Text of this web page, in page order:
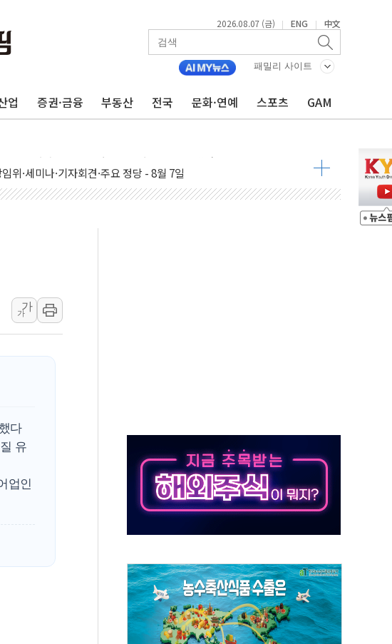
2026.08.07 (금) | ENG | 中文
패밀리 사이트
업 증권·금융 부동산 전국 문화·연예 스포츠 GAM
부담에 하락…다우 5거래일 랠리 '마침표'
위·세미나·기자회견·주요 정당 - 8월 7일
영길·정청래·김민석 후보 - 8월 7일
7일(금)
호르무즈 통항 제한 추진…美 "통행 막을 권한 없어"
우크라 드론으로 나토 회원국 공격 검토… 거짓 깃발 작전"
리서 젠슨 황 재회…로봇·AI 데이터센터·모빌리티 구체화
주...모더나·아이온큐·도어대시↑ VS 샌디스크·피그마·앱러빈↓
N% 성과급 반대…상법·자본시장법 개정 논의"
고용 둔화·호르무즈 재개방 기대에 강세
화에 실적 호조까지, 상승...호실적 보고 기업 상승세 뚜렷
로 우크라 민간인 '사파리' 공격… 시민들 공포감 극대화 전략
속 'DGC' 임시 주총 기대감에 홀로 상한가…마진 잔액은 사상 최고
"금융시장 레버리지 위험수위…숨은 차입이 더 큰 변수"
화재 1명 중상…대응 1단계 진압 중
가
가
다
유
업인